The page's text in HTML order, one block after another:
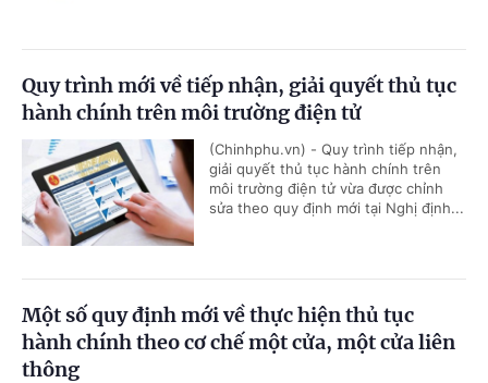
Quy trình mới về tiếp nhận, giải quyết thủ tục
hành chính trên môi trường điện tử
(Chinhphu.vn) - Quy trình tiếp nhận,
giải quyết thủ tục hành chính trên
môi trường điện tử vừa được chỉnh
sửa theo quy định mới tại Nghị định...
Một số quy định mới về thực hiện thủ tục
hành chính theo cơ chế một cửa, một cửa liên
thông